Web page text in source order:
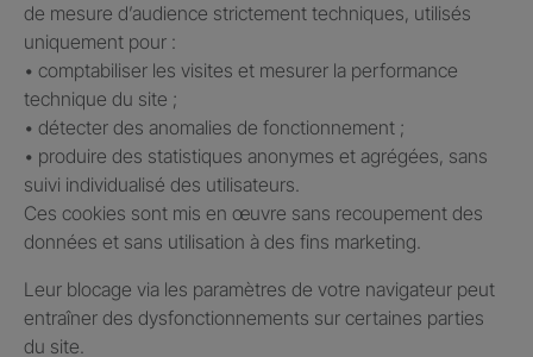
de mesure d’audience strictement techniques, utilisés
uniquement pour :
• comptabiliser les visites et mesurer la performance
technique du site ;
• détecter des anomalies de fonctionnement ;
• produire des statistiques anonymes et agrégées, sans
suivi individualisé des utilisateurs.
Ces cookies sont mis en œuvre sans recoupement des
données et sans utilisation à des fins marketing.
Leur blocage via les paramètres de votre navigateur peut
entraîner des dysfonctionnements sur certaines parties
du site.